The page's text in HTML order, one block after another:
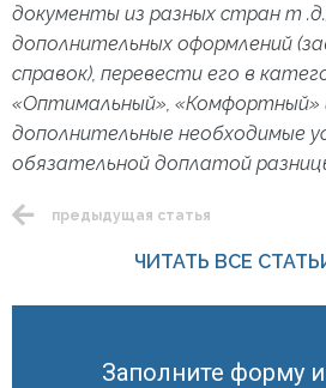
документы из разных стран т
дополнительных оформлений
справок), перевести его в
«Оптимальный», «Комфортный»
дополнительные необходимые
обязательной доплатой
предыдущая статья
ЧИТАТЬ ВСЕ
Заполните форму